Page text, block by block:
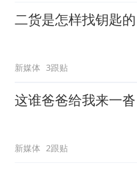
二货是怎样找钥匙的
新媒体 3跟贴
这谁爸爸给我来一沓
新媒体 2跟贴